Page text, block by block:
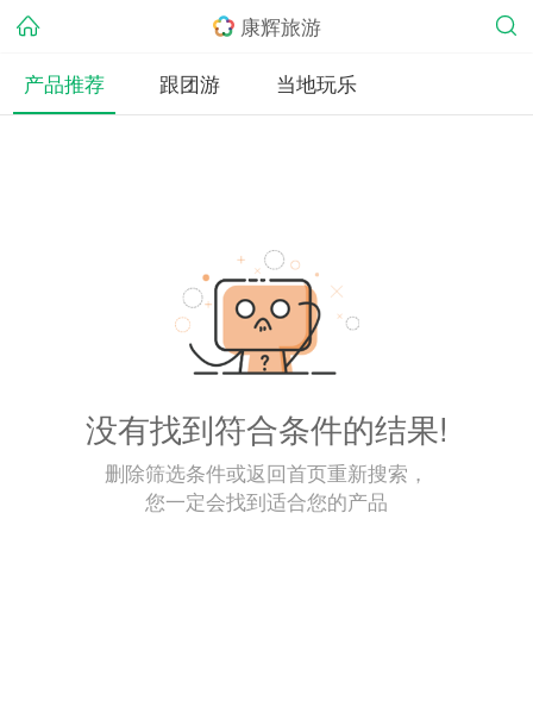
康辉旅游
产品推荐
跟团游 当地玩乐
没有找到符合条件的结果!
删除筛选条件或返回首页重新搜索，
您一定会找到适合您的产品